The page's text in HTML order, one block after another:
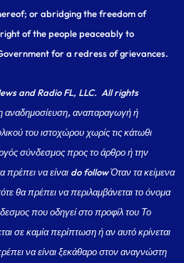
or abridging the freedom of
of the people peaceably to
for a redress of grievances.
and Radio FL, LLC. All rights
αναδημοσίευση, αναπαραγωγή ή
του ιστοχώρου χωρίς τις κάτωθι
σύνδεσμος προς το άρθρο ή την
να είναι do follow Όταν τα κείμενα
θα πρέπει να περιλαμβάνεται το όνομα
που οδηγεί στο προφίλ του Το
σε καμία περίπτωση ή αν αυτό κρίνεται
να είναι ξεκάθαρο στον αναγνώστη